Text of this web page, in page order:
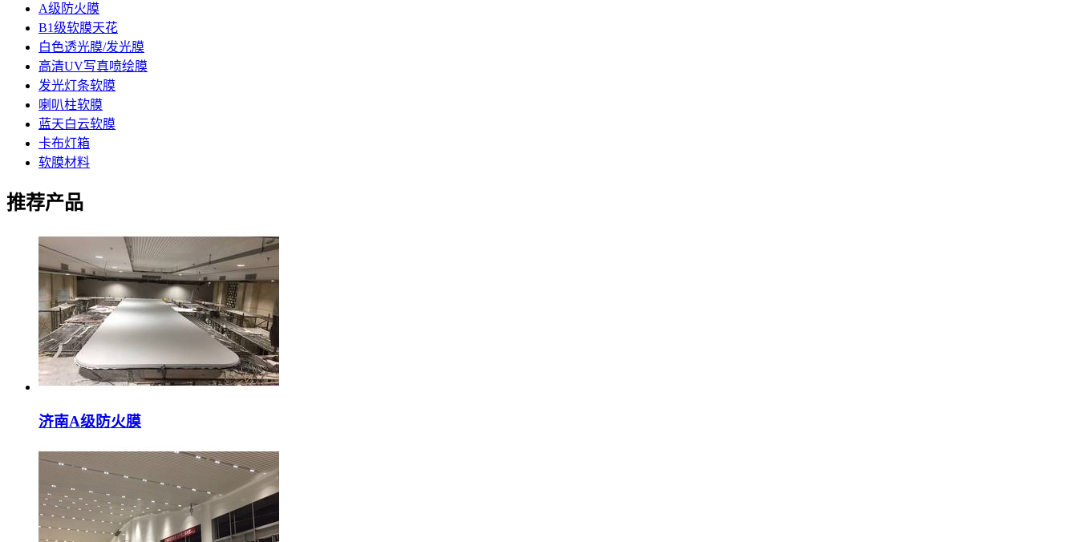
A级防火膜
B1级软膜天花
白色透光膜/发光膜
高清UV写真喷绘膜
发光灯条软膜
喇叭柱软膜
蓝天白云软膜
卡布灯箱
软膜材料
推荐产品
济南A级防火膜